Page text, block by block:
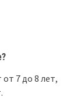
7 до 8 лет,